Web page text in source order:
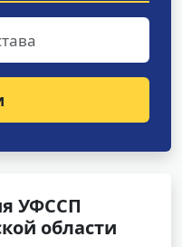
УФССП
области